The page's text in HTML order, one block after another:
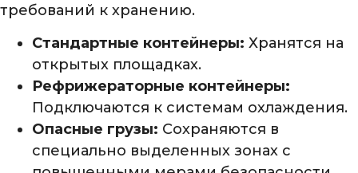
требований к хранению.
Стандартные контейнеры: Хранятся на
открытых площадках.
Рефрижераторные контейнеры:
Подключаются к системам охлаждения.
Опасные грузы: Сохраняются в
специально выделенных зонах с